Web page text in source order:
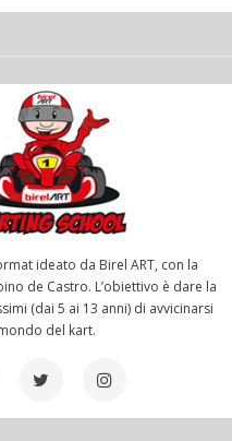
ideato da Birel ART, con la
de Castro. L’obiettivo è dare la
(dai 5 ai 13 anni) di avvicinarsi
del kart.